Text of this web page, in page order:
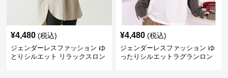
¥4,480 (税込)
ジェンダーレスファッション ゆ
とりシルエット リラックスロン
¥4,480 (税込)
ジェンダーレスファッション ゆ
ったりシルエットラグランロン